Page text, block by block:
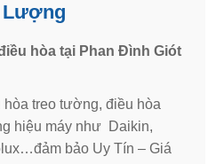
Lượng
hòa tại Phan Đình Giót
treo tường, điều hòa
hiệu máy như Daikin,
bảo Uy Tín – Giá